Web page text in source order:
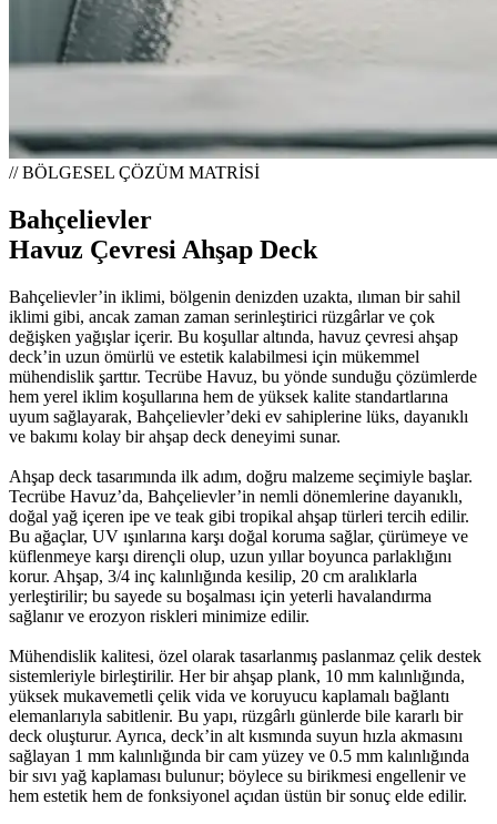
// BÖLGESEL ÇÖZÜM MATRİSİ
Bahçelievler
Havuz Çevresi Ahşap Deck
Bahçelievler’in iklimi, bölgenin denizden uzakta, ılıman bir sahil
iklimi gibi, ancak zaman zaman serinleştirici rüzgârlar ve çok
değişken yağışlar içerir. Bu koşullar altında, havuz çevresi ahşap
deck’in uzun ömürlü ve estetik kalabilmesi için mükemmel
mühendislik şarttır. Tecrübe Havuz, bu yönde sunduğu çözümlerde
hem yerel iklim koşullarına hem de yüksek kalite standartlarına
uyum sağlayarak, Bahçelievler’deki ev sahiplerine lüks, dayanıklı
ve bakımı kolay bir ahşap deck deneyimi sunar.
Ahşap deck tasarımında ilk adım, doğru malzeme seçimiyle başlar.
Tecrübe Havuz’da, Bahçelievler’in nemli dönemlerine dayanıklı,
doğal yağ içeren ipe ve teak gibi tropikal ahşap türleri tercih edilir.
Bu ağaçlar, UV ışınlarına karşı doğal koruma sağlar, çürümeye ve
küflenmeye karşı dirençli olup, uzun yıllar boyunca parlaklığını
korur. Ahşap, 3/4 inç kalınlığında kesilip, 20 cm aralıklarla
yerleştirilir; bu sayede su boşalması için yeterli havalandırma
sağlanır ve erozyon riskleri minimize edilir.
Mühendislik kalitesi, özel olarak tasarlanmış paslanmaz çelik destek
sistemleriyle birleştirilir. Her bir ahşap plank, 10 mm kalınlığında,
yüksek mukavemetli çelik vida ve koruyucu kaplamalı bağlantı
elemanlarıyla sabitlenir. Bu yapı, rüzgârlı günlerde bile kararlı bir
deck oluşturur. Ayrıca, deck’in alt kısmında suyun hızla akmasını
sağlayan 1 mm kalınlığında bir cam yüzey ve 0.5 mm kalınlığında
bir sıvı yağ kaplaması bulunur; böylece su birikmesi engellenir ve
hem estetik hem de fonksiyonel açıdan üstün bir sonuç elde edilir.